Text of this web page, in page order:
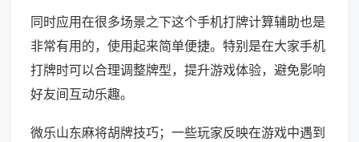
同时应用在很多场景之下这个手机打牌计算辅助也是
非常有用的，使用起来简单便捷。特别是在大家手机
打牌时可以合理调整牌型，提升游戏体验，避免影响
好友间互动乐趣。
微乐山东麻将胡牌技巧；一些玩家反映在游戏中遇到